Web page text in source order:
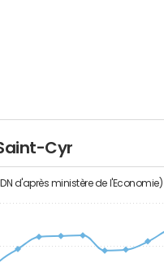
Cyr
d'après ministère de l'Economie)